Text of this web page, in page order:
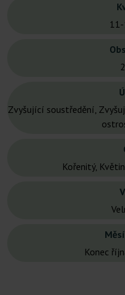
Zvyšující soustředění,
Kořenitý,
Konec